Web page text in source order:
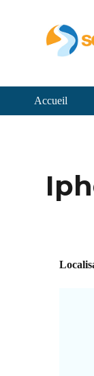
Accueil